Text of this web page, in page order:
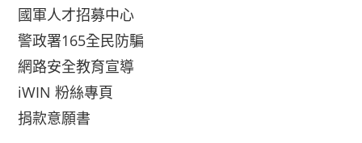
國軍人才招募中心
警政署165全民防騙
網路安全教育宣導
iWIN 粉絲專頁
捐款意願書